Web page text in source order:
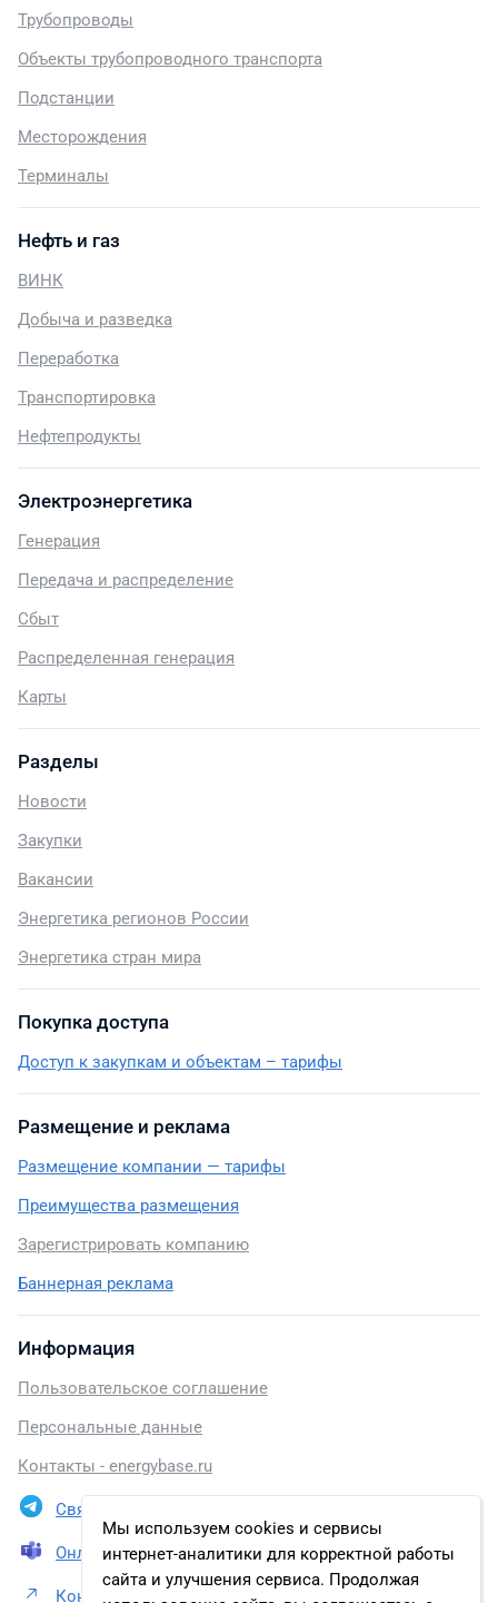
Мы используем cookies и сервисы
интернет-аналитики для корректной работы
сайта и улучшения сервиса. Продолжая
Трубопроводы
Объекты трубопроводного транспорта
Подстанции
Месторождения
Терминалы
Нефть и газ
ВИНК
Добыча и разведка
Переработка
Транспортировка
Нефтепродукты
Электроэнергетика
Генерация
Передача и распределение
Сбыт
Распределенная генерация
Карты
Разделы
Новости
Закупки
Вакансии
Энергетика регионов России
Энергетика стран мира
Покупка доступа
Доступ к закупкам и объектам – тарифы
Размещение и реклама
Размещение компании — тарифы
Преимущества размещения
Зарегистрировать компанию
Баннерная реклама
Информация
Пользовательское соглашение
Персональные данные
Контакты - energybase.ru
Связаться в Telegram
Онлайн презентация
Контакты АО «АМИРА»